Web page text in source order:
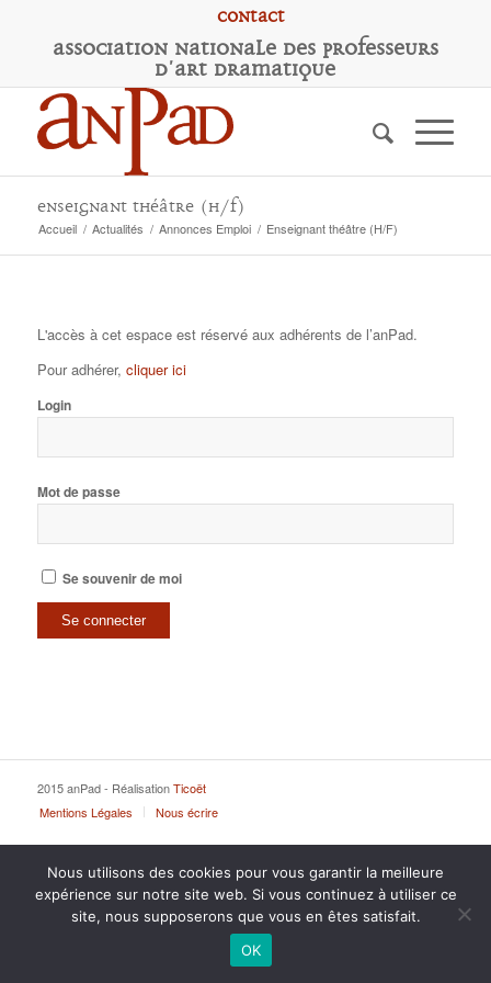
Contact
Association Nationale des Professeurs
d'Art Dramatique
Enseignant théâtre (H/F)
Accueil / Actualités / Annonces Emploi / Enseignant théâtre (H/F)
L'accès à cet espace est réservé aux adhérents de l’anPad.
Pour adhérer, cliquer ici
Login
Mot de passe
Se souvenir de moi
2015 anPad - RéalisationTicoët
Mentions Légales
Nous écrire
Nous utilisons des cookies pour vous garantir la meilleure
expérience sur notre site web. Si vous continuez à utiliser ce
site, nous supposerons que vous en êtes satisfait.
OK